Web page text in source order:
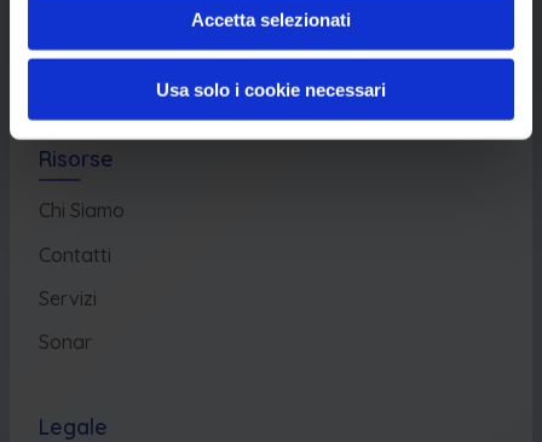
Accetta selezionati
Usa solo i cookie necessari
Risorse
Chi Siamo
Contatti
Servizi
Sonar
Legale